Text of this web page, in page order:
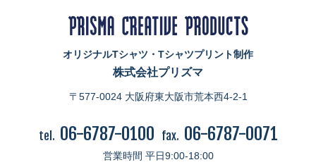
オリジナルTシャツ・Tシャツプリント制作
株式会社プリズマ
〒577-0024 大阪府東大阪市荒本西4-2-1
tel. 06-6787-0100 fax. 06-6787-0071
営業時間 平日9:00-18:00